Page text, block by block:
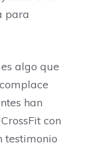
para
algo que
han
con
testimonio